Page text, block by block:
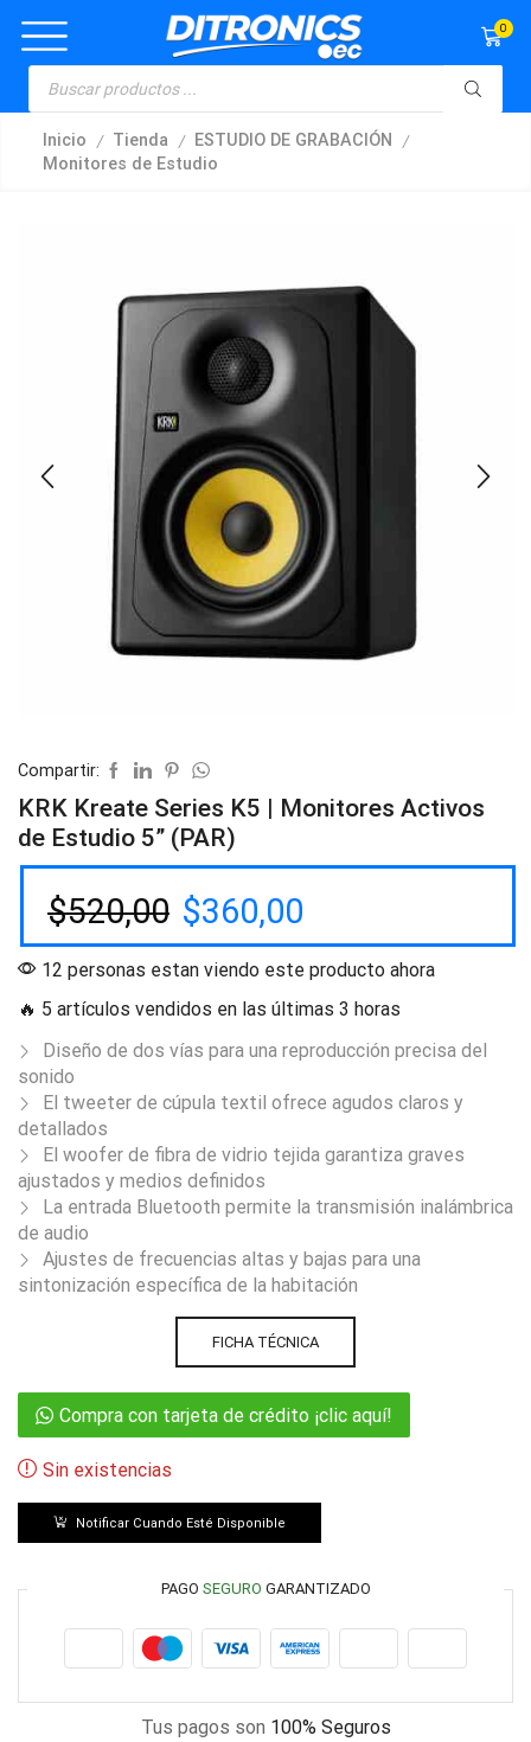
0
Inicio / Tienda / ESTUDIO DE GRABACIÓN /
Monitores de Estudio
Compartir:
KRK Kreate Series K5 | Monitores Activos
de Estudio 5” (PAR)
$520,00 $360,00
12 personas estan viendo este producto ahora
🔥 5 artículos vendidos en las últimas 3 horas
Diseño de dos vías para una reproducción precisa del
sonido
El tweeter de cúpula textil ofrece agudos claros y
detallados
El woofer de fibra de vidrio tejida garantiza graves
ajustados y medios definidos
La entrada Bluetooth permite la transmisión inalámbrica
de audio
Ajustes de frecuencias altas y bajas para una
sintonización específica de la habitación
FICHA TÉCNICA
Compra con tarjeta de crédito ¡clic aquí!
Sin existencias
Notificar Cuando Esté Disponible
PAGO SEGURO GARANTIZADO
Tus pagos son 100% Seguros